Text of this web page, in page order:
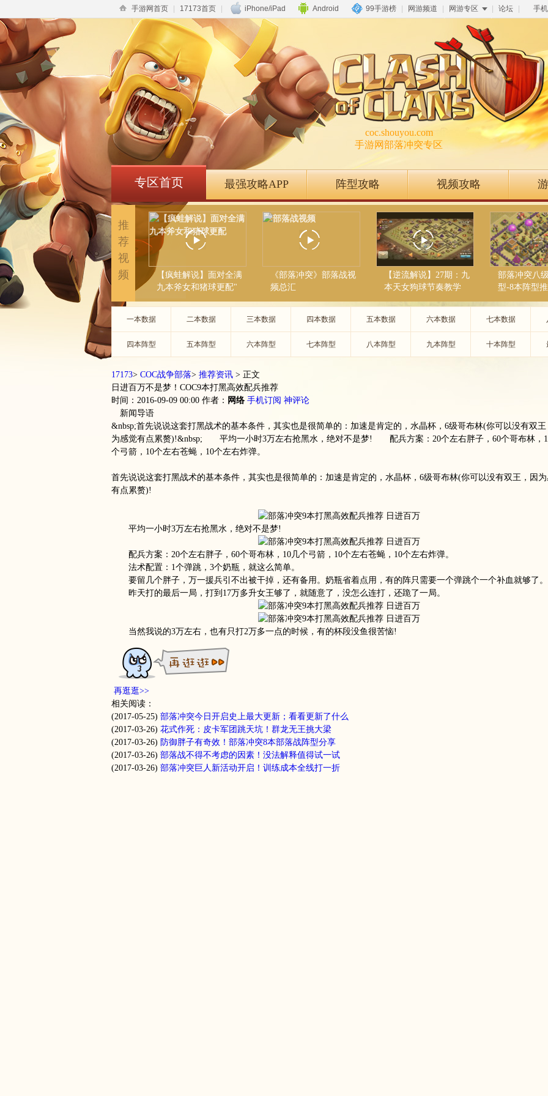
手游网首页 17173首页 iPhone/iPad Android 99手游榜 网游频道 网游专区 论坛 手
coc.shouyou.com
手游网部落冲突专区
专区首页 最强攻略APP 阵型攻略 视频攻略
推
荐
视
频
【疯蛙解说】面对全满
九本斧女和猪球更配"
《部落冲突》部落战视
频总汇
【逆流解说】27期：九
本天女狗球节奏教学
部落冲突八
型-8本阵型
一本数据 二本数据 三本数据 四本数据 五本数据 六本数据 七本数据
四本阵型 五本阵型 六本阵型 七本阵型 八本阵型 九本阵型 十本阵型
17173> COC战争部落> 推荐资讯 > 正文
日进百万不是梦！COC9本打黑高效配兵推荐
时间：2016-09-09 00:00 作者： 网络 手机订阅 神评论
新闻导语
&nbsp;首先说说这套打黑战术的基本条件，其实也是很简单的：加速是肯定的，水晶杯，6级哥布林(你可以没有双王
为感觉有点累赘)!&nbsp; 平均一小时3万左右抢黑水，绝对不是梦! 配兵方案：20个左右胖子，60个哥布林，
个弓箭，10个左右苍蝇，10个左右炸弹。
首先说说这套打黑战术的基本条件，其实也是很简单的：加速是肯定的，水晶杯，6级哥布林(你可以没有双王，因
有点累赘)!
平均一小时3万左右抢黑水，绝对不是梦!
配兵方案：20个左右胖子，60个哥布林，10几个弓箭，10个左右苍蝇，10个左右炸弹。
法术配置：1个弹跳，3个奶瓶，就这么简单。
要留几个胖子，万一援兵引不出被干掉，还有备用。奶瓶省着点用，有的阵只需要一个弹跳个一个补血就够了。
昨天打的最后一局，打到17万多升女王够了，就随意了，没怎么连打，还跪了一局。
当然我说的3万左右，也有只打2万多一点的时候，有的杯段没鱼很苦恼!
再逛逛>>
相关阅读：
(2017-05-25) 部落冲突今日开启史上最大更新；看看更新了什么
(2017-03-26) 花式作死：皮卡军团跳天坑！群龙无王挑大梁
(2017-03-26) 防御胖子有奇效！部落冲突8本部落战阵型分享
(2017-03-26) 部落战不得不考虑的因素！没法解释值得试一试
(2017-03-26) 部落冲突巨人新活动开启！训练成本全线打一折